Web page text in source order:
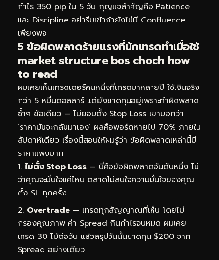
กำไร 350 pip ใน 5 วัน กุญแจสำคัญคือ Patience
และ Discipline อย่ารีบเข้าถ้ายังไม่มี Confluence
เพียงพอ
5 ข้อผิดพลาดร้ายแรงที่นักเทรดทำเมื่อใช้
market structure bos choch how
to read
ผมเคยเห็นเทรดเดอร์คนหนึ่งที่เทรดมาหลายปี ใช้เงินจริง
กว่า 5 หมื่นดอลลาร์ แต่ยังขาดทุนอยู่เพราะทำผิดพลาด
ซ้ำๆ ข้อเดียว — ไม่ยอมตั้ง Stop Loss เขาบอกว่า
‘ราคามันจะกลับมาเอง’ ผลคือพอร์ตหายไป 70% ภายใน
สัปดาห์เดียว เรื่องนี้สอนให้ผมรู้ว่า ข้อผิดพลาดเหล่านี้มี
ราคาแพงมาก
ไม่ตั้ง Stop Loss — นี่คือข้อผิดพลาดอันดับหนึ่ง ไม่
ว่าคุณจะมั่นใจแค่ไหน ตลาดไม่สนใจความมั่นใจของคุณ
ตั้ง SL ทุกครั้ง
Overtrade — เทรดทุกสัญญาณที่เห็น โดยไม่
กรองคุณภาพ ค่า Spread กินกำไรจนหมด ผมเคย
เทรด 30 ไม้ต่อวัน แล้วสรุปวันนั้นขาดทุน $200 จาก
Spread อย่างเดียว